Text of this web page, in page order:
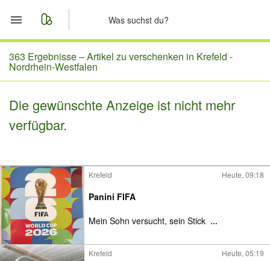
Start
Merkliste
Nachrichten
363 Ergebnisse –Artikel zu verschenken in Krefeld -
Nordrhein-Westfalen
Die gewünschte Anzeige ist nicht mehr
verfügbar.
Krefeld Heute, 09:18
Panini FIFA
Mein Sohn versucht, sein Stick ...
Krefeld Heute, 05:19